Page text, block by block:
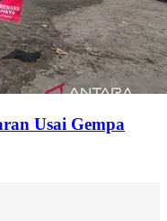
Usai Gempa